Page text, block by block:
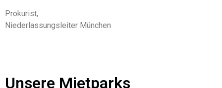
Prokurist,
Niederlassungsleiter München
Unsere Mietparks